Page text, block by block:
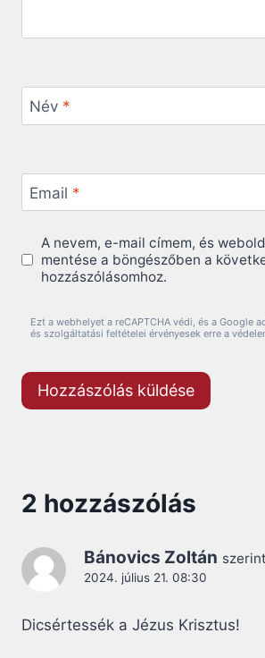
Név *
Email *
A nevem, e-mail címem, és
mentése a böngészőben a
hozzászólásomhoz.
Ezt a webhelyet a reCAPTCHA védi, és a Google
és szolgáltatási feltételei érvényesek erre a
2 hozzászólás
Bánovics Zoltán
2024. július 21. 08:30
Dicsértessék a Jézus Krisztus!